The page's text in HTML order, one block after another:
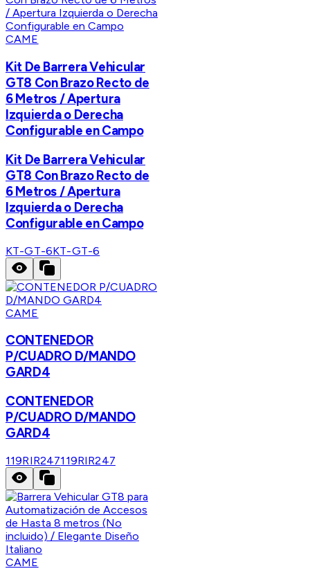
CAME
Kit De Barrera Vehicular
GT8 Con Brazo Recto de
6 Metros / Apertura
Izquierda o Derecha
Configurable en Campo
Kit De Barrera Vehicular
GT8 Con Brazo Recto de
6 Metros / Apertura
Izquierda o Derecha
Configurable en Campo
KT-GT-6KT-GT-6
CAME
CONTENEDOR
P/CUADRO D/MANDO
GARD4
CONTENEDOR
P/CUADRO D/MANDO
GARD4
119RIR247119RIR247
CAME